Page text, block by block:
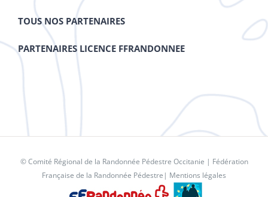
TOUS NOS PARTENAIRES
PARTENAIRES LICENCE FFRANDONNEE
© Comité Régional de la Randonnée Pédestre Occitanie | Fédération
Française de la Randonnée Pédestre | Mentions légales